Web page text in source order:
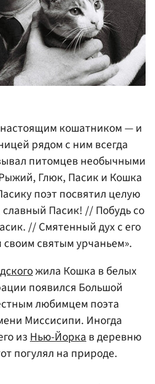
кошатником — и
рядом с ним всегда
питомцев необычными
Глюк, Пасик и Кошка
поэт посвятил целую
славный Пасик! // Побудь со
// Смятенный дух с его
святым урчаньем».
жила Кошка в белых
появился Большой
любимцем поэта
Миссисипи. Иногда
изНью-Йоркав деревню
погулял на природе.